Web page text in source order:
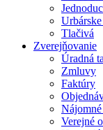
Tlačivá
Zverejňovanie
Úradná
Zmluvy
Faktúry
Verejné